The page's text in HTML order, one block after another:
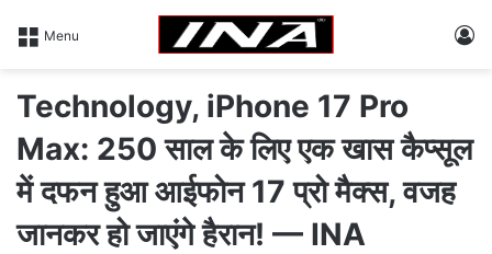
Menu
Technology, iPhone 17 Pro
Max: 250 साल के लिए एक खास कैप्सूल
में दफन हुआ आईफोन 17 प्रो मैक्स, वजह
जानकर हो जाएंगे हैरान! — INA